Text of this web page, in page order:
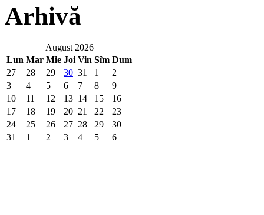
Arhivă
August 2026
Lun Mar Mie Joi Vin Sîm Dum
27
28 29 30 31 1
2
3
4 5 6 7 8
9
10
11 12 13 14 15
16
17
18 19 20 21 22
23
24
25 26 27 28 29
30
31
1 2 3 4 5 6